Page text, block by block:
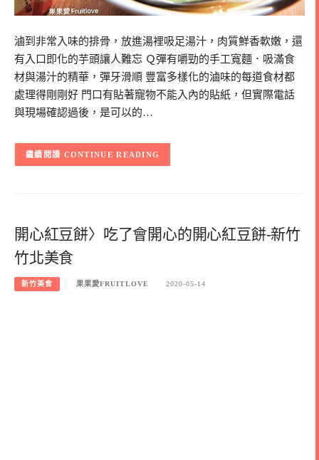
滷到非常入味的排骨，放進湯裡吸足湯汁，肉質鮮香軟嫩，還
有入口即化的芋頭讓人難忘 Ｑ彈有嚼勁的手工寬麵．吸滿食
材與湯汁的精華，彈牙滑順 豐富多樣化的滷味的每道食材都
處理得剛剛好 門口有貼著寵物不能入內的貼紙，但實際電話
與現場確認過後，是可以的…
CONTINUE READING
開心紅豆餅〉吃了會開心的開心紅豆餅-新竹
竹北美食
新竹美食 果果愛FRUITLOVE 2020-05-14